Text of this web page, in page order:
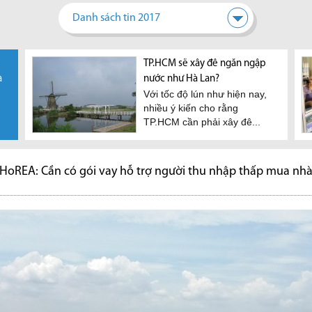
Danh sách tin 2017
HoREA kiến nghị giãn tiến độ
nộp tiền sử dụng đất
HoREA đề xuất cho cá nhân,
hộ gia đình và doanh nghiệp
được giãn tiến độ...
Thị trường văn phòng cho
thuê tại trung tâm Tp.HCM
tiếp tục khan hiếm đến hết
năm 2020
Theo Savills Việt Nam, nguồn
tuyến cao tốc đi Bình Phước,
Tây Ninh
UBND TP.HCM vừa kiến nghị
Bộ Giao thông vận tải ưu tiên
TP.HCM sẽ xây đê ngăn ngập
nước như Hà Lan?
Với tốc độ lún như hiện nay,
nhiều ý kiến cho rằng
TP.HCM cần phải xây đê...
HoREA: Cần có gói vay hỗ trợ người thu nhập thấp mua nhà